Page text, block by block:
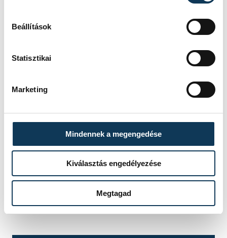
Beállítások
Statisztikai
Marketing
Mindennek a megengedése
Kiválasztás engedélyezése
Megtagad